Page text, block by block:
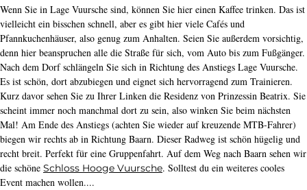
Wenn Sie in Lage Vuursche sind, können Sie hier einen Kaffee trinken. Das ist
vielleicht ein bisschen schnell, aber es gibt hier viele Cafés und
Pfannkuchenhäuser, also genug zum Anhalten. Seien Sie außerdem vorsichtig,
denn hier beanspruchen alle die Straße für sich, vom Auto bis zum Fußgänger.
Nach dem Dorf schlängeln Sie sich in Richtung des Anstiegs Lage Vuursche.
Es ist schön, dort abzubiegen und eignet sich hervorragend zum Trainieren.
Kurz davor sehen Sie zu Ihrer Linken die Residenz von Prinzessin Beatrix. Sie
scheint immer noch manchmal dort zu sein, also winken Sie beim nächsten
Mal! Am Ende des Anstiegs (achten Sie wieder auf kreuzende MTB-Fahrer)
biegen wir rechts ab in Richtung Baarn. Dieser Radweg ist schön hügelig und
recht breit. Perfekt für eine Gruppenfahrt. Auf dem Weg nach Baarn sehen wir
die schöne Schloss Hooge Vuursche. Solltest du ein weiteres cooles
Event machen wollen....